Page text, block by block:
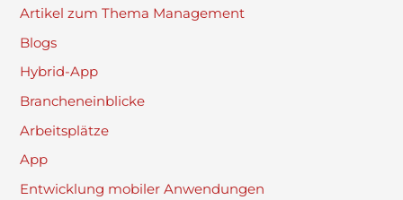
Artikel zum Thema Management
Blogs
Hybrid-App
Brancheneinblicke
Arbeitsplätze
App
Entwicklung mobiler Anwendungen